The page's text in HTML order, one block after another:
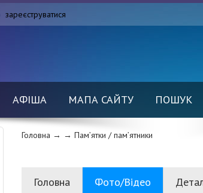
зареєструватися
АФІША МАПА САЙТУ ПОШУК
Головна → → Пам’ятки / пам’ятники
Головна Фото/Відео